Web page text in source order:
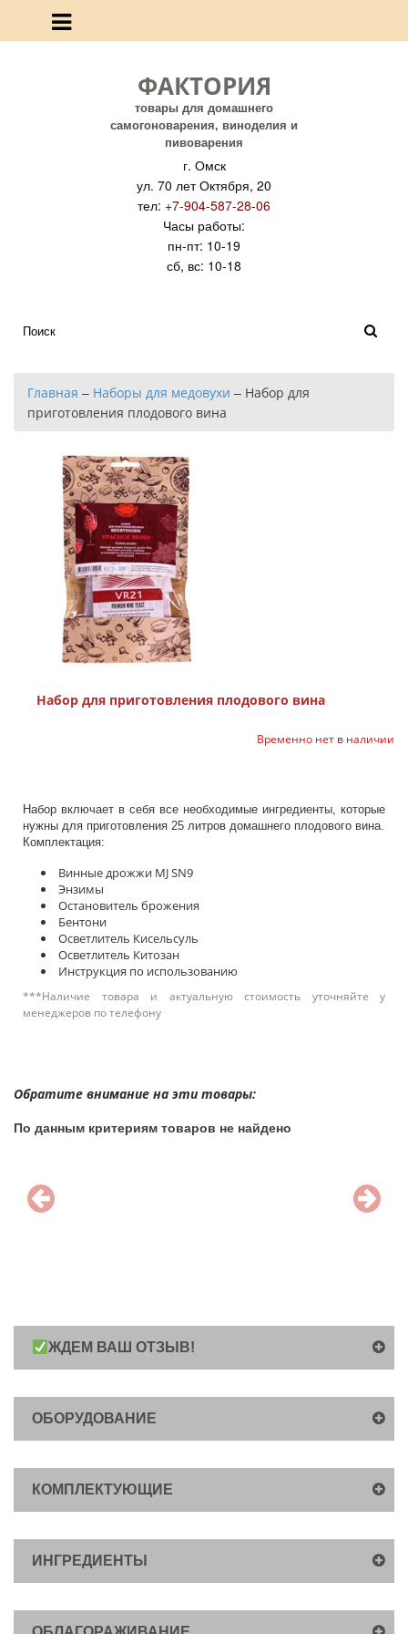
ФАКТОРИЯ
товары для домашнего
самогоноварения, виноделия и
пивоварения
г. Омск
ул. 70 лет Октября, 20
тел: +7-904-587-28-06
Часы работы:
пн-пт: 10-19
сб, вс: 10-18
Главная – Наборы для медовухи – Набор для
приготовления плодового вина
Набор для приготовления плодового вина
Временно нет в наличии
Набор включает в себя все необходимые ингредиенты, которые
нужны для приготовления 25 литров домашнего плодового вина.
Комплектация:
Винные дрожжи MJ SN9
Энзимы
Остановитель брожения
Бентони
Осветлитель Кисельсуль
Осветлитель Китозан
Инструкция по использованию
***Наличие товара и актуальную стоимость уточняйте у
менеджеров по телефону
Обратите внимание на эти товары:
По данным критериям товаров не найдено
ЖДЕМ ВАШ ОТЗЫВ!
ОБОРУДОВАНИЕ
КОМПЛЕКТУЮЩИЕ
ИНГРЕДИЕНТЫ